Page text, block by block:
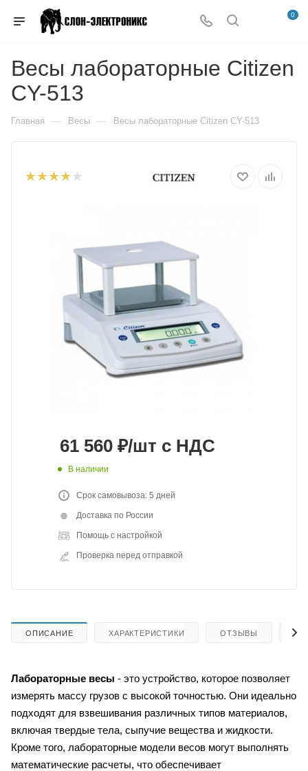
0
Весы лабораторные Citizen
CY-513
Главная — Весы — Весы лабораторные Citizen CY-513
61 560 ₽/шт с НДС
В наличии
Срок самовывоза: 5 дней
Доставка по России
Помощь с настройкой
Проверка перед отправкой
ОПИСАНИЕ ХАРАКТЕРИСТИКИ ОТЗЫВЫ
Лабораторные весы - это устройство, которое позволяет
измерять массу грузов с высокой точностью. Они идеально
подходят для взвешивания различных типов материалов,
включая твердые тела, сыпучие вещества и жидкости.
Кроме того, лабораторные модели весов могут выполнять
математические расчеты, что обеспечивает